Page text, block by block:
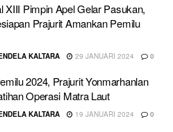
XIII Pimpin Apel Gelar Pasukan,
Prajurit Amankan Pemilu
KALTARA 29 JANUARI 2024 0
2024, Prajurit Yonmarhanlan
Operasi Matra Laut
KALTARA 19 JANUARI 2024 0